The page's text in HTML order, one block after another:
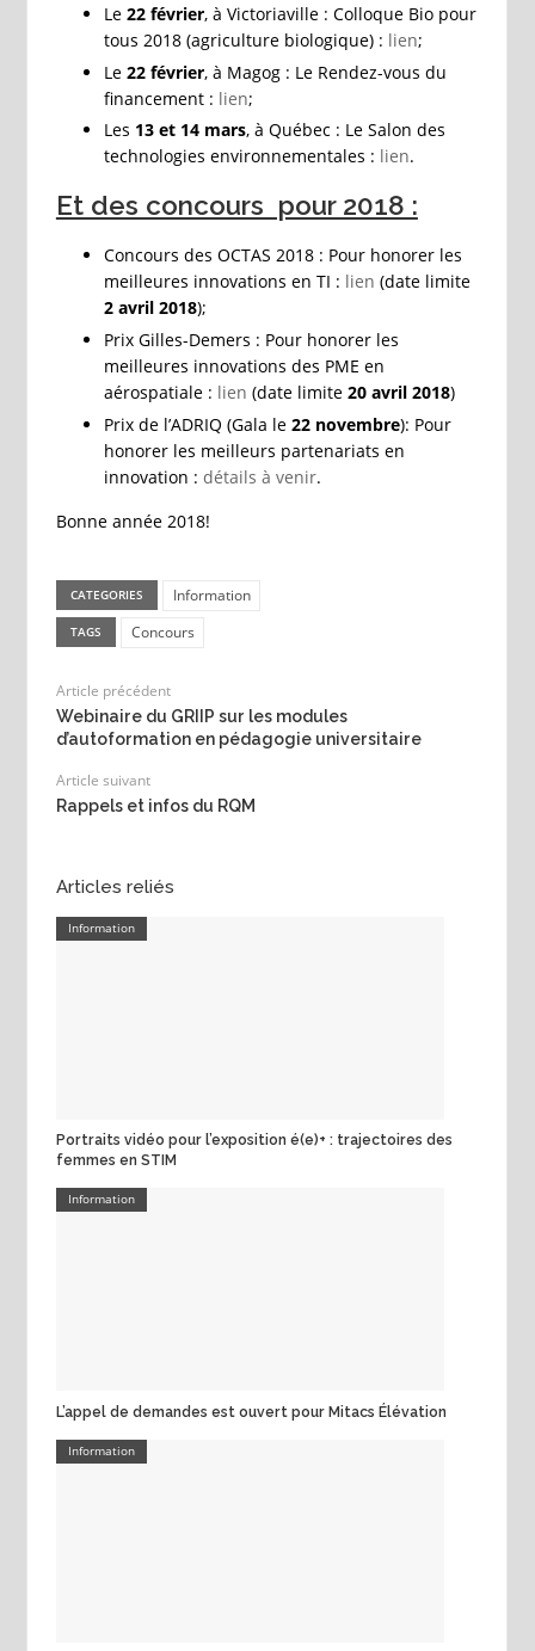
Le 22 février, à Victoriaville : Colloque Bio pour
tous 2018 (agriculture biologique) : lien;
Le 22 février, à Magog : Le Rendez-vous du
financement : lien;
Les 13 et 14 mars, à Québec : Le Salon des
technologies environnementales : lien.
Et des concours pour 2018 :
Concours des OCTAS 2018 : Pour honorer les
meilleures innovations en TI : lien (date limite
2 avril 2018);
Prix Gilles-Demers : Pour honorer les
meilleures innovations des PME en
aérospatiale : lien (date limite 20 avril 2018)
Prix de l’ADRIQ (Gala le 22 novembre): Pour
honorer les meilleurs partenariats en
innovation : détails à venir.
Bonne année 2018!
CATEGORIES Information
TAGS Concours
Article précédent
Webinaire du GRIIP sur les modules
d’autoformation en pédagogie universitaire
Article suivant
Rappels et infos du RQM
Articles reliés
Information
Portraits vidéo pour l’exposition é(e)+ : trajectoires des
femmes en STIM
Information
L’appel de demandes est ouvert pour Mitacs Élévation
Information